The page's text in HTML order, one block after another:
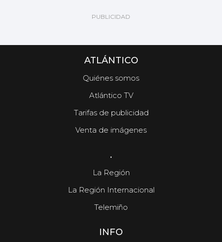
ATLÁNTICO
Quiénes somos
Atlántico TV
Tarifas de publicidad
Venta de imágenes
.
La Región
La Región Internacional
Telemiño
INFO